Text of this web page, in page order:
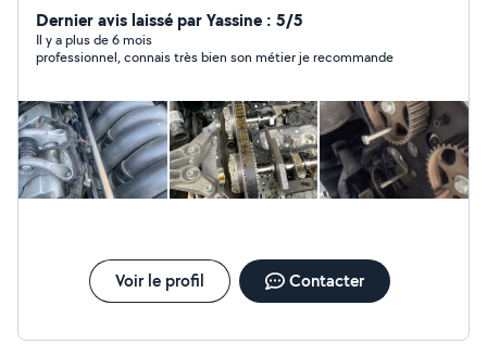
Dernier avis laissé par Yassine : 5/5
Il y a plus de 6 mois
professionnel, connais très bien son métier je recommande
Voir le profil Contacter